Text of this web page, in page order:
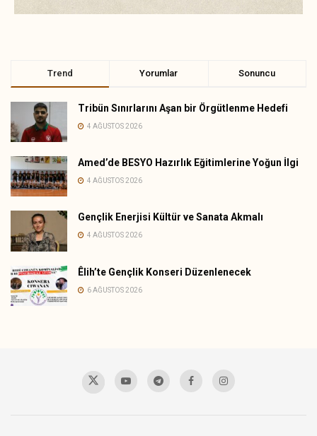
Trend Yorumlar Sonuncu
Tribün Sınırlarını Aşan bir Örgütlenme Hedefi
4 AĞUSTOS 2026
Amed’de BESYO Hazırlık Eğitimlerine Yoğun İlgi
4 AĞUSTOS 2026
Gençlik Enerjisi Kültür ve Sanata Akmalı
4 AĞUSTOS 2026
Êlih’te Gençlik Konseri Düzenlenecek
6 AĞUSTOS 2026